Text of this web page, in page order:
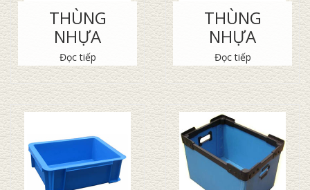
THÙNG
NHỰA
Đọc tiếp
THÙNG
NHỰA
Đọc tiếp